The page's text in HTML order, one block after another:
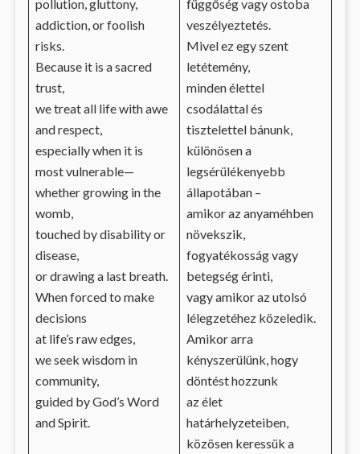
pollution, gluttony,
addiction, or foolish
risks.
Because it is a sacred
trust,
we treat all life with awe
and respect,
especially when it is
most vulnerable—
whether growing in the
womb,
touched by disability or
disease,
or drawing a last breath.
When forced to make
decisions
at life’s raw edges,
we seek wisdom in
community,
guided by God’s Word
and Spirit.
függőség vagy ostoba
veszélyeztetés.
Mivel ez egy szent
letétemény,
minden élettel
csodálattal és
tisztelettel bánunk,
különösen a
legsérülékenyebb
állapotában –
amikor az anyaméhben
növekszik,
fogyatékosság vagy
betegség érinti,
vagy amikor az utolsó
lélegzetéhez közeledik.
Amikor arra
kényszerülünk, hogy
döntést hozzunk
az élet
határhelyzeteiben,
közösen keressük a